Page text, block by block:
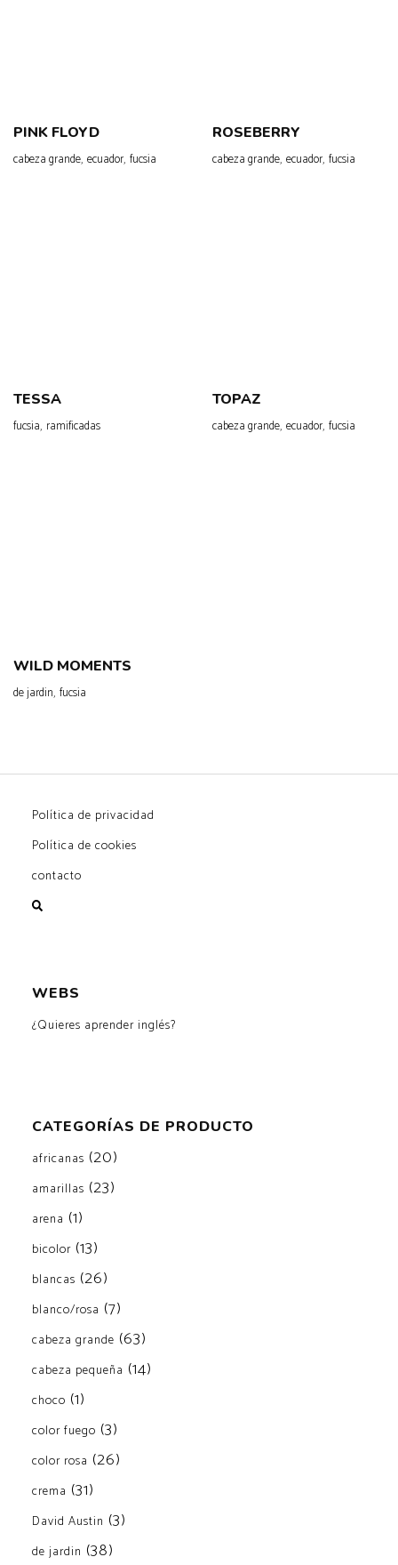
PINK FLOYD
cabeza grande, ecuador, fucsia
ROSEBERRY
cabeza grande, ecuador, fucsia
TESSA
fucsia, ramificadas
TOPAZ
cabeza grande, ecuador, fucsia
WILD MOMENTS
de jardin, fucsia
Política de privacidad
Política de cookies
contacto
WEBS
¿Quieres aprender inglés?
CATEGORÍAS DE PRODUCTO
africanas (20)
amarillas (23)
arena (1)
bicolor (13)
blancas (26)
blanco/rosa (7)
cabeza grande (63)
cabeza pequeña (14)
choco (1)
color fuego (3)
color rosa (26)
crema (31)
David Austin (3)
de jardin (38)